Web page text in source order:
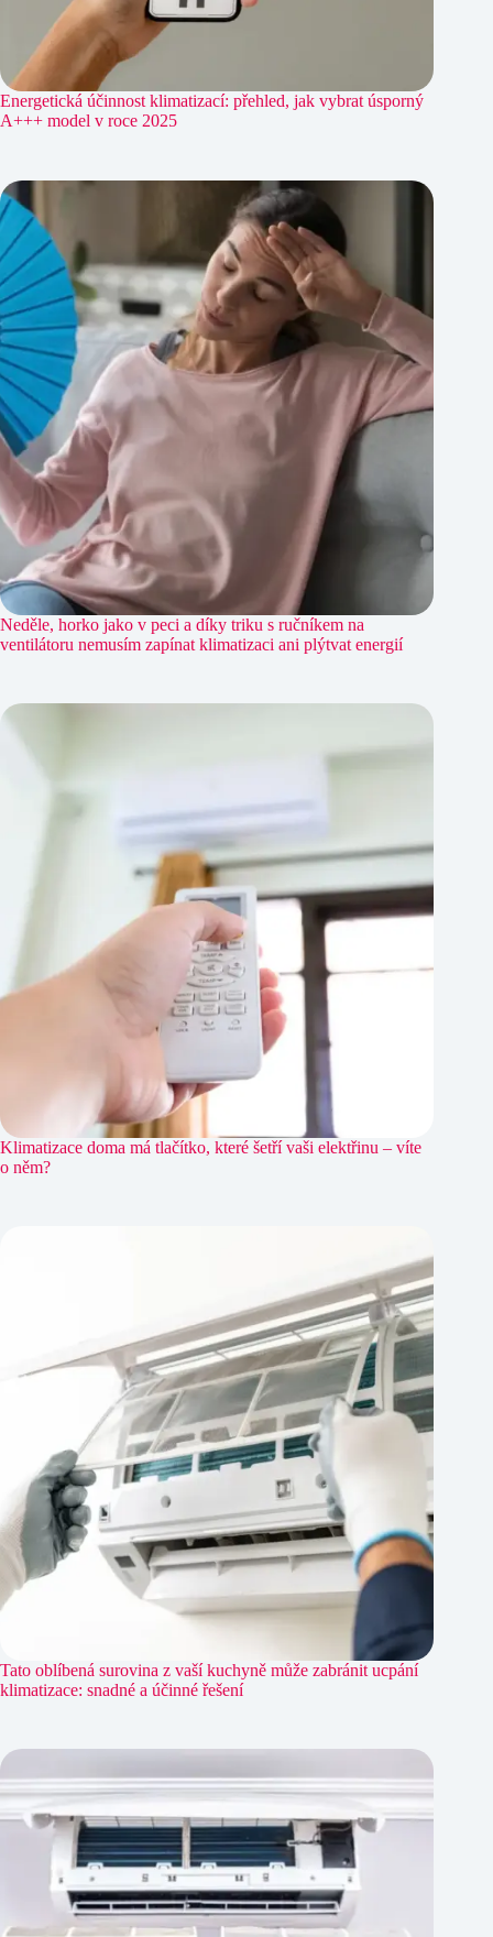
Energetická účinnost klimatizací: přehled, jak vybrat úsporný
A+++ model v roce 2025
Neděle, horko jako v peci a díky triku s ručníkem na
ventilátoru nemusím zapínat klimatizaci ani plýtvat energií
Klimatizace doma má tlačítko, které šetří vaši elektřinu – víte
o něm?
Tato oblíbená surovina z vaší kuchyně může zabránit ucpání
klimatizace: snadné a účinné řešení